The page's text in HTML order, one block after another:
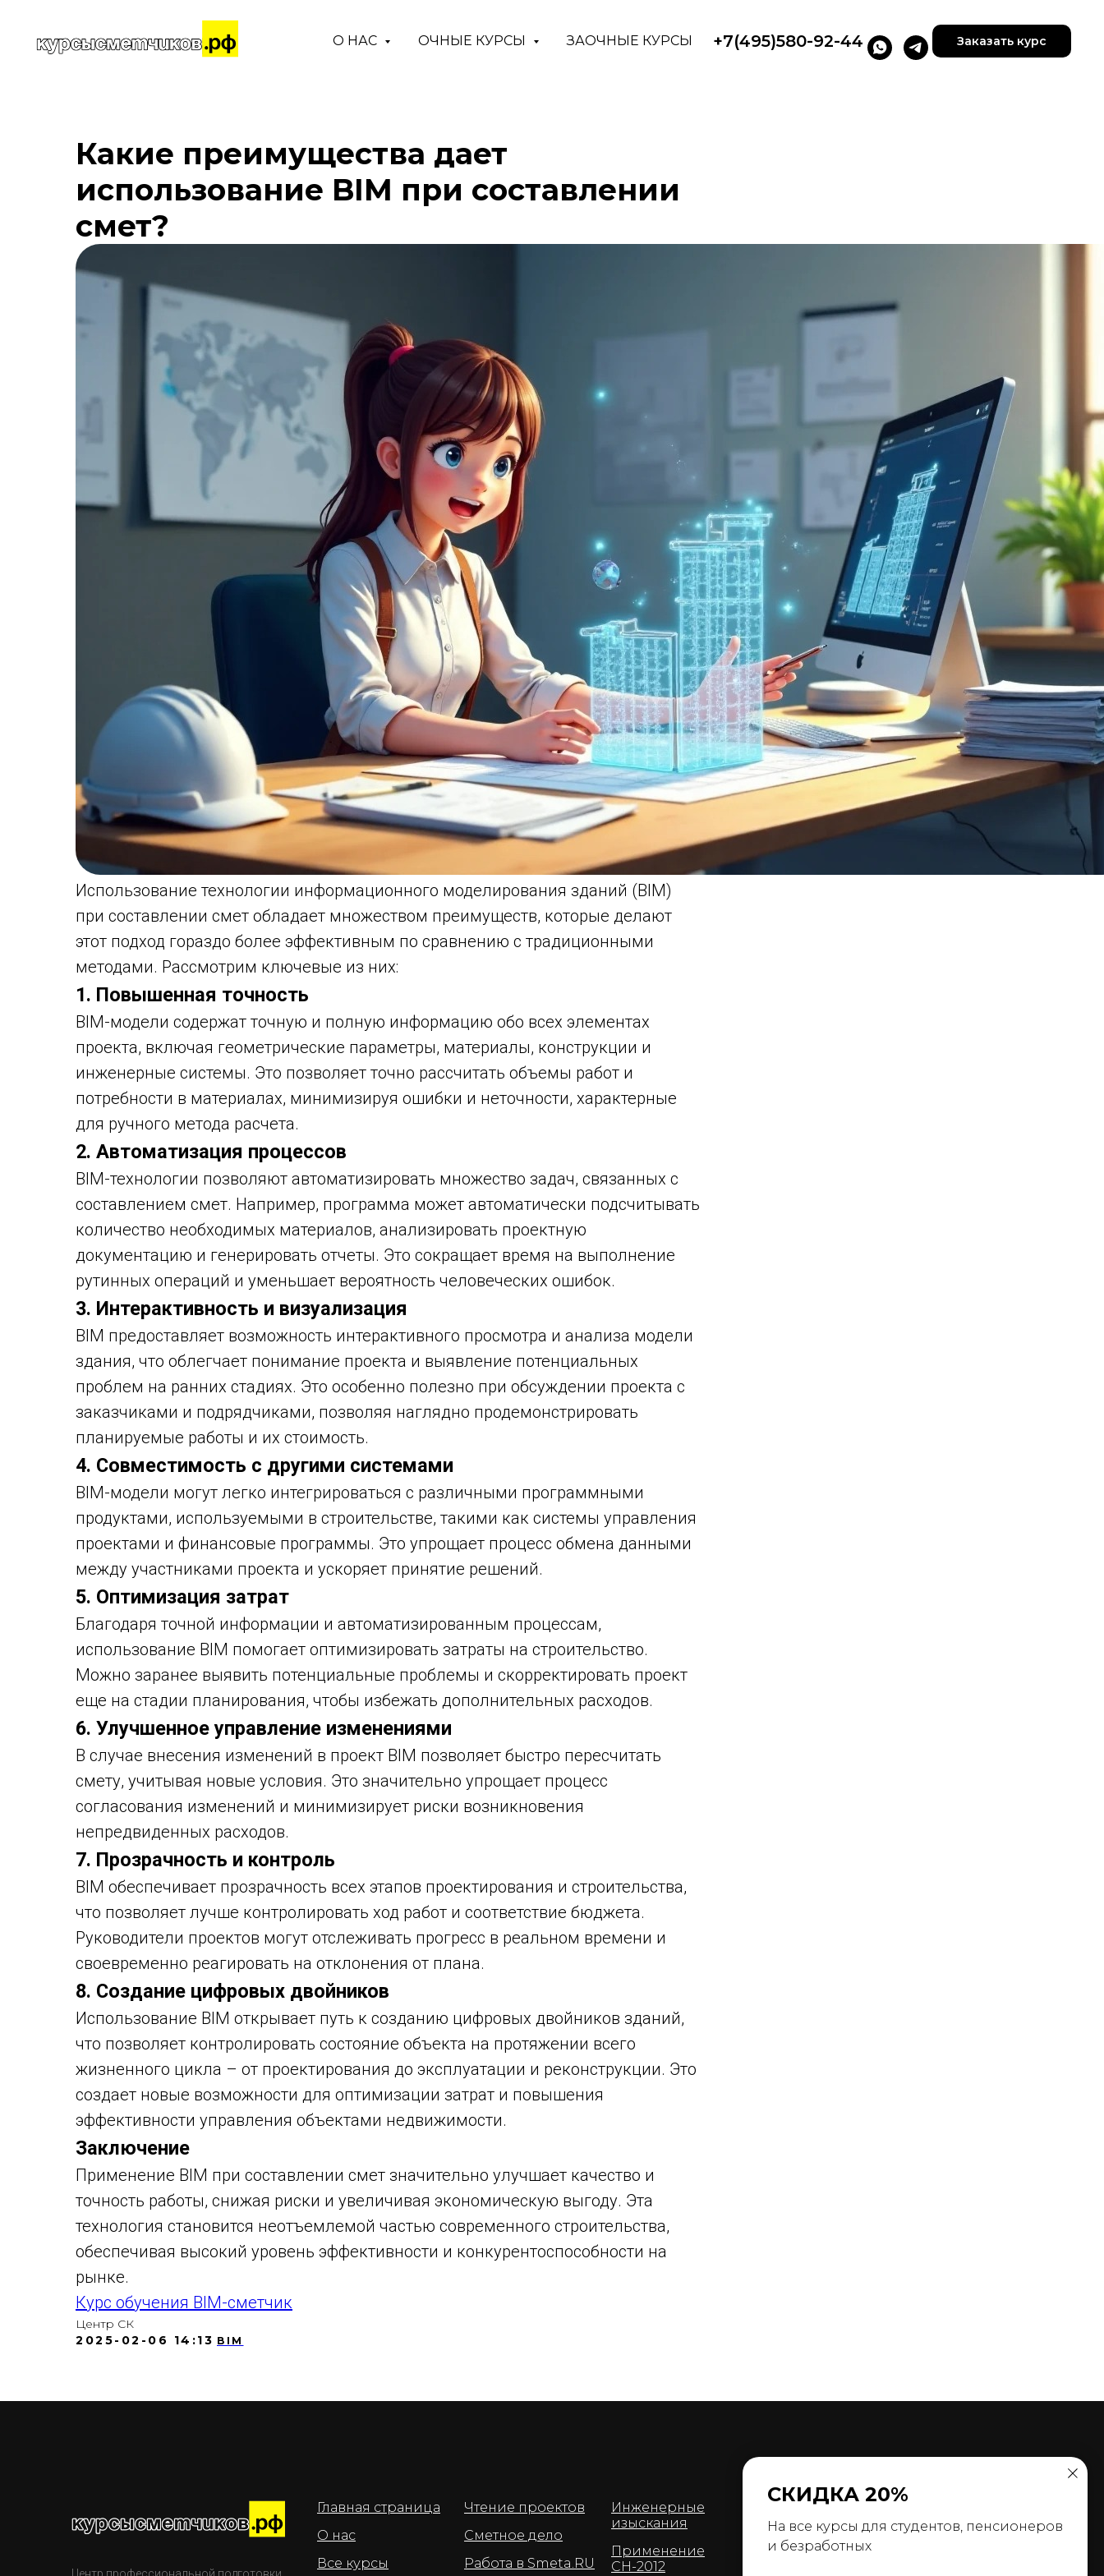
О НАС ОЧНЫЕ КУРСЫ ЗАОЧНЫЕ КУРСЫ +7(495)580-92-44 Заказать курс
Какие преимущества дает
использование BIM при составлении
смет?
Использование технологии информационного моделирования зданий (BIM)
при составлении смет обладает множеством преимуществ, которые делают
этот подход гораздо более эффективным по сравнению с традиционными
методами. Рассмотрим ключевые из них:
1. Повышенная точность
BIM-модели содержат точную и полную информацию обо всех элементах
проекта, включая геометрические параметры, материалы, конструкции и
инженерные системы. Это позволяет точно рассчитать объемы работ и
потребности в материалах, минимизируя ошибки и неточности, характерные
для ручного метода расчета.
2. Автоматизация процессов
BIM-технологии позволяют автоматизировать множество задач, связанных с
составлением смет. Например, программа может автоматически подсчитывать
количество необходимых материалов, анализировать проектную
документацию и генерировать отчеты. Это сокращает время на выполнение
рутинных операций и уменьшает вероятность человеческих ошибок.
3. Интерактивность и визуализация
BIM предоставляет возможность интерактивного просмотра и анализа модели
здания, что облегчает понимание проекта и выявление потенциальных
проблем на ранних стадиях. Это особенно полезно при обсуждении проекта с
заказчиками и подрядчиками, позволяя наглядно продемонстрировать
планируемые работы и их стоимость.
4. Совместимость с другими системами
BIM-модели могут легко интегрироваться с различными программными
продуктами, используемыми в строительстве, такими как системы управления
проектами и финансовые программы. Это упрощает процесс обмена данными
между участниками проекта и ускоряет принятие решений.
5. Оптимизация затрат
Благодаря точной информации и автоматизированным процессам,
использование BIM помогает оптимизировать затраты на строительство.
Можно заранее выявить потенциальные проблемы и скорректировать проект
еще на стадии планирования, чтобы избежать дополнительных расходов.
6. Улучшенное управление изменениями
В случае внесения изменений в проект BIM позволяет быстро пересчитать
смету, учитывая новые условия. Это значительно упрощает процесс
согласования изменений и минимизирует риски возникновения
непредвиденных расходов.
7. Прозрачность и контроль
BIM обеспечивает прозрачность всех этапов проектирования и строительства,
что позволяет лучше контролировать ход работ и соответствие бюджета.
Руководители проектов могут отслеживать прогресс в реальном времени и
своевременно реагировать на отклонения от плана.
8. Создание цифровых двойников
Использование BIM открывает путь к созданию цифровых двойников зданий,
что позволяет контролировать состояние объекта на протяжении всего
жизненного цикла – от проектирования до эксплуатации и реконструкции. Это
создает новые возможности для оптимизации затрат и повышения
эффективности управления объектами недвижимости.
Заключение
Применение BIM при составлении смет значительно улучшает качество и
точность работы, снижая риски и увеличивая экономическую выгоду. Эта
технология становится неотъемлемой частью современного строительства,
обеспечивая высокий уровень эффективности и конкурентоспособности на
рынке.
Курс обучения BIM-сметчик
Центр СК
2025-02-06 14:13 BIM
СКИДКА 20%
На все курсы для студентов, пенсионеров
и безработных
Главная страница
О нас
Все курсы
Чтение проектов
Сметное дело
Работа в Smeta.RU
Инженерные
изыскания
Применение
СН-2012
ПК Smeta.RU
ПК Система ПИР